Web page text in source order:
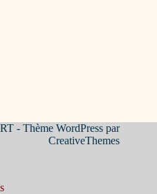
- Thème WordPress par
CreativeThemes